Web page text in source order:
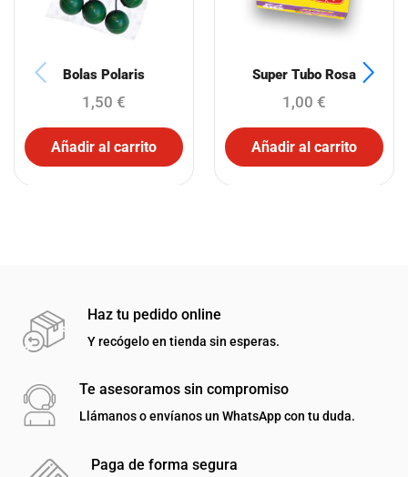
Bolas Polaris
1,50 €
Añadir al carrito
Super Tubo Rosa
1,00 €
Añadir al carrito
Haz tu pedido online
Y recógelo en tienda sin esperas.
Te asesoramos sin compromiso
Llámanos o envíanos un WhatsApp con tu duda.
Paga de forma segura